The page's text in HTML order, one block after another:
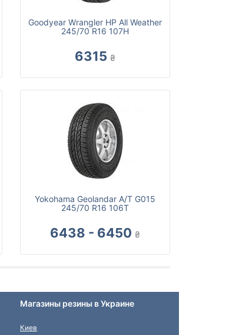
Goodyear Wrangler HP All Weather
245/70 R16 107H
6315 ₴
Yokohama Geolandar A/T G015
245/70 R16 106T
6438 - 6450 ₴
Магазины резины в Украине
Киев